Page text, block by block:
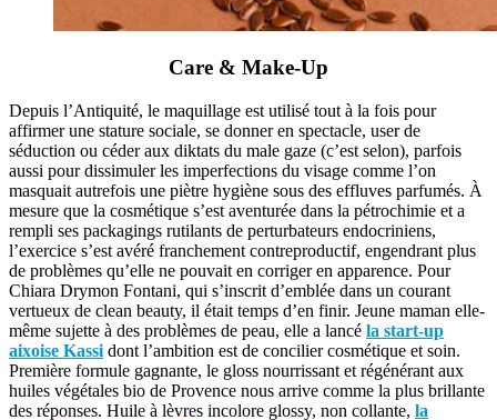
Care & Make-Up
Depuis l’Antiquité, le maquillage est utilisé tout à la fois pour
affirmer une stature sociale, se donner en spectacle, user de
séduction ou céder aux diktats du male gaze (c’est selon), parfois
aussi pour dissimuler les imperfections du visage comme l’on
masquait autrefois une piètre hygiène sous des effluves parfumés. À
mesure que la cosmétique s’est aventurée dans la pétrochimie et a
rempli ses packagings rutilants de perturbateurs endocriniens,
l’exercice s’est avéré franchement contreproductif, engendrant plus
de problèmes qu’elle ne pouvait en corriger en apparence. Pour
Chiara Drymon Fontani, qui s’inscrit d’emblée dans un courant
vertueux de clean beauty, il était temps d’en finir. Jeune maman elle-
même sujette à des problèmes de peau, elle a lancé la start-up
aixoise Kassi dont l’ambition est de concilier cosmétique et soin.
Première formule gagnante, le gloss nourrissant et régénérant aux
huiles végétales bio de Provence nous arrive comme la plus brillante
des réponses. Huile à lèvres incolore glossy, non collante, la